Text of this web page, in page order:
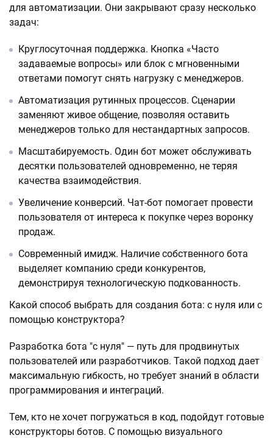
для автоматизации. Они закрывают сразу несколько
задач:
Круглосуточная поддержка. Кнопка «Часто
задаваемые вопросы» или блок с мгновенными
ответами помогут снять нагрузку с менеджеров.
Автоматизация рутинных процессов. Сценарии
заменяют живое общение, позволяя оставить
менеджеров только для нестандартных запросов.
Масштабируемость. Один бот может обслуживать
десятки пользователей одновременно, не теряя
качества взаимодействия.
Увеличение конверсий. Чат-бот помогает провести
пользователя от интереса к покупке через воронку
продаж.
Современный имидж. Наличие собственного бота
выделяет компанию среди конкурентов,
демонстрируя технологическую подкованность.
Какой способ выбрать для создания бота: с нуля или с
помощью конструктора?
Разработка бота "с нуля" — путь для продвинутых
пользователей или разработчиков. Такой подход дает
максимальную гибкость, но требует знаний в области
программирования и интеграций.
Тем, кто не хочет погружаться в код, подойдут готовые
конструкторы ботов. С помощью визуального